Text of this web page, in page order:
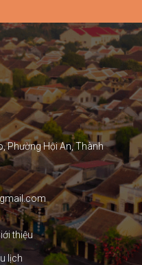
Phường Hội An, Thành
thiệu
lịch